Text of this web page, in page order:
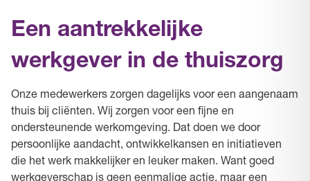
Een aantrekkelijke
werkgever in de thuiszorg
Onze medewerkers zorgen dagelijks voor een aangenaam
thuis bij cliënten. Wij zorgen voor een fijne en
ondersteunende werkomgeving. Dat doen we door
persoonlijke aandacht, ontwikkelkansen en initiatieven
die het werk makkelijker en leuker maken. Want goed
werkgeverschap is geen eenmalige actie, maar een